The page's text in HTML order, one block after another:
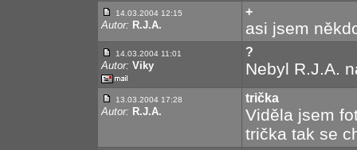
14.03.2004 12:15
Autor: R.J.A.
+
asi jsem
14.03.2004 11:01
Autor: Viky
?
Nebyl R.J.A.
13.03.2004 17:28
Autor: R.J.A.
trička
Viděla jsem
trička tak se